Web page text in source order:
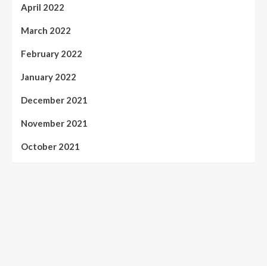
April 2022
March 2022
February 2022
January 2022
December 2021
November 2021
October 2021